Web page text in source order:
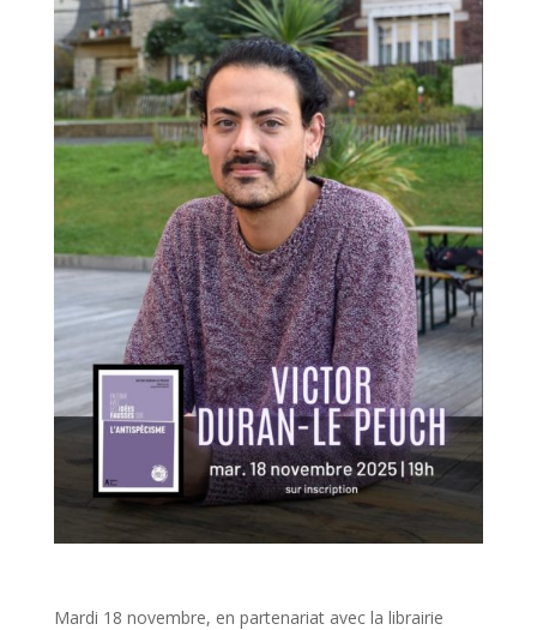
Mardi 18 novembre, en partenariat avec la librairie